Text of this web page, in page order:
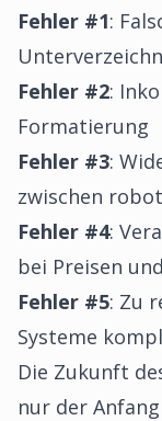
Fehler #1:
Fehler #2:
Formatierung
Fehler #3:
zwischen
Fehler #4:
bei Preisen
Fehler #5: Zu
Systeme
Die Zukunft
nur der